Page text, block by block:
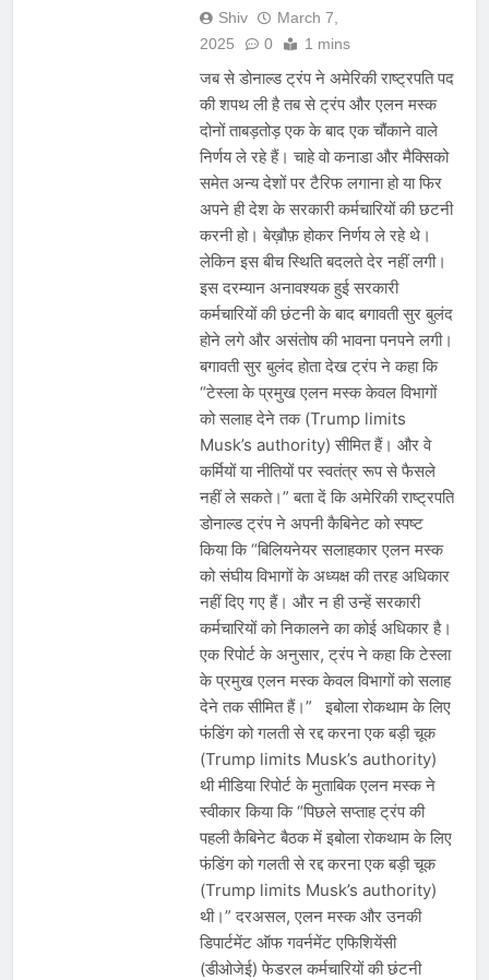
Shiv
March 7,
2025
0 1 mins
जब से डोनाल्ड ट्रंप ने अमेरिकी राष्ट्रपति पद
की शपथ ली है तब से ट्रंप और एलन मस्क
दोनों ताबड़तोड़ एक के बाद एक चौंकाने वाले
निर्णय ले रहे हैं। चाहे वो कनाडा और मैक्सिको
समेत अन्य देशों पर टैरिफ लगाना हो या फिर
अपने ही देश के सरकारी कर्मचारियों की छटनी
करनी हो। बेख़ौफ़ होकर निर्णय ले रहे थे।
लेकिन इस बीच स्थिति बदलते देर नहीं लगी।
इस दरम्यान अनावश्यक हुई सरकारी
कर्मचारियों की छंटनी के बाद बगावती सुर बुलंद
होने लगे और असंतोष की भावना पनपने लगी।
बगावती सुर बुलंद होता देख ट्रंप ने कहा कि
“टेस्ला के प्रमुख एलन मस्क केवल विभागों
को सलाह देने तक (Trump limits
Musk’s authority) सीमित हैं। और वे
कर्मियों या नीतियों पर स्वतंत्र रूप से फैसले
नहीं ले सकते।” बता दें कि अमेरिकी राष्ट्रपति
डोनाल्ड ट्रंप ने अपनी कैबिनेट को स्पष्ट
किया कि “बिलियनेयर सलाहकार एलन मस्क
को संघीय विभागों के अध्यक्ष की तरह अधिकार
नहीं दिए गए हैं। और न ही उन्हें सरकारी
कर्मचारियों को निकालने का कोई अधिकार है।
एक रिपोर्ट के अनुसार, ट्रंप ने कहा कि टेस्ला
के प्रमुख एलन मस्क केवल विभागों को सलाह
देने तक सीमित हैं।” इबोला रोकथाम के लिए
फंडिंग को गलती से रद्द करना एक बड़ी चूक
(Trump limits Musk’s authority)
थी मीडिया रिपोर्ट के मुताबिक एलन मस्क ने
स्वीकार किया कि “पिछले सप्ताह ट्रंप की
पहली कैबिनेट बैठक में इबोला रोकथाम के लिए
फंडिंग को गलती से रद्द करना एक बड़ी चूक
(Trump limits Musk’s authority)
थी।” दरअसल, एलन मस्क और उनकी
डिपार्टमेंट ऑफ गवर्नमेंट एफिशियेंसी
(डीओजेई) फेडरल कर्मचारियों की छंटनी